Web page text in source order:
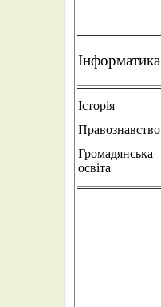
Інформатика
Історія
Правознавство
Громадянська
освіта